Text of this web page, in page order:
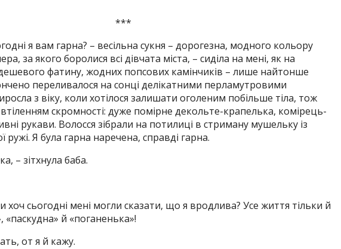
***
я вам гарна? – весільна сукня – дорогезна, модного кольору
за якого боролися всі дівчата міста, – сиділа на мені, як на
фатину, жодних попсових камінчиків – лише найтонше
переливалося на сонці делікатними перламутровими
з віку, коли хотілося залишати оголеним побільше тіла, тож
втіленням скромності: дуже помірне декольте-крапелька, комірець-
рукави. Волосся зібрали на потилиці в стриману мушельку із
ружі. Я була гарна наречена, справді гарна.
– зітхнула баба.
хоч сьогодні мені могли сказати, що я вродлива? Усе життя тільки й
й «поганенька»!
от я й кажу.